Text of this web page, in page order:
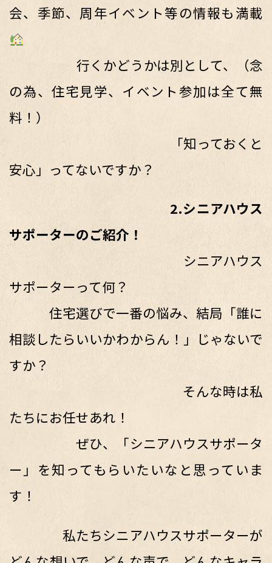
会、季節、周年イベント等の情報も満載
行くかどうかは別として、（念
の為、住宅見学、イベント参加は全て無
料！）
「知っておくと
安心」ってないですか？
2.シニアハウス
サポーターのご紹介！
シニアハウス
サポーターって何？
住宅選びで一番の悩み、結局「誰に
相談したらいいかわからん！」じゃないで
すか？
そんな時は私
たちにお任せあれ！
ぜひ、「シニアハウスサポータ
ー」を知ってもらいたいなと思っていま
す！
私たちシニアハウスサポーターが